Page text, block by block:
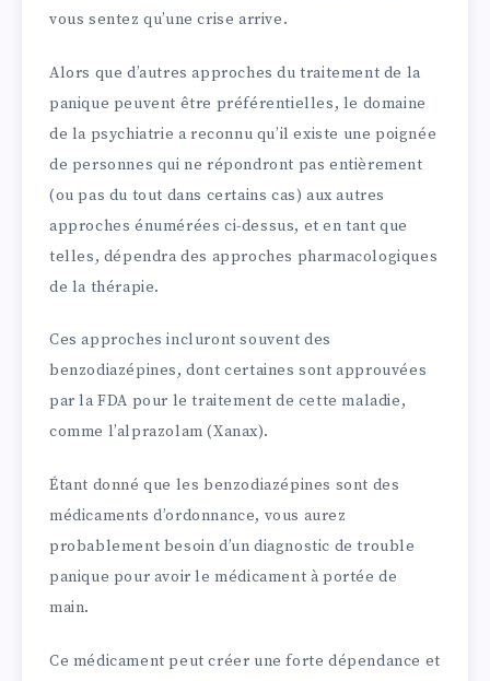
vous sentez qu’une crise arrive.
Alors que d’autres approches du traitement de la
panique peuvent être préférentielles, le domaine
de la psychiatrie a reconnu qu’il existe une poignée
de personnes qui ne répondront pas entièrement
(ou pas du tout dans certains cas) aux autres
approches énumérées ci-dessus, et en tant que
telles, dépendra des approches pharmacologiques
de la thérapie.
Ces approches incluront souvent des
benzodiazépines, dont certaines sont approuvées
par la FDA pour le traitement de cette maladie,
comme l’alprazolam (Xanax).
Étant donné que les benzodiazépines sont des
médicaments d’ordonnance, vous aurez
probablement besoin d’un diagnostic de trouble
panique pour avoir le médicament à portée de
main.
Ce médicament peut créer une forte dépendance et